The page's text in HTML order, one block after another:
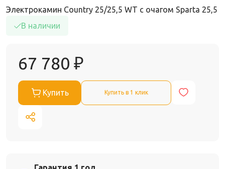
Электрокамин Country 25/25,5 WT с очагом Sparta 25,5
В наличии
67 780 ₽
Купить Купить в 1 клик